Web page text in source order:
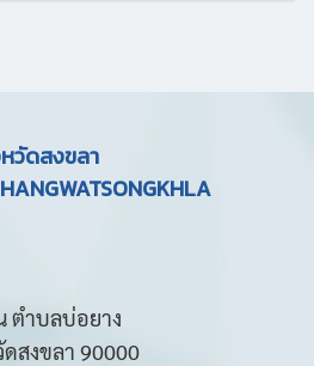
หวัดสงขลา
ตำบลบ่อยาง
ดสงขลา 90000